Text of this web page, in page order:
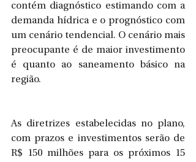
contém diagnóstico estimando com a
demanda hídrica e o prognóstico com
um cenário tendencial. O cenário mais
preocupante é de maior investimento
é quanto ao saneamento básico na
região.
As diretrizes estabelecidas no plano,
com prazos e investimentos serão de
R$ 150 milhões para os próximos 15